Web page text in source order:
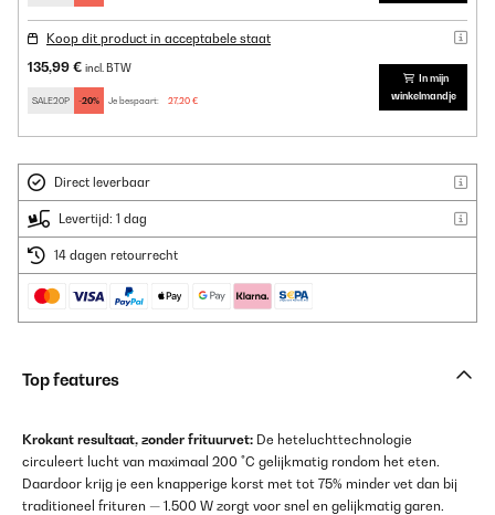
Koop dit product in acceptabele staat
135,99 € incl. BTW
SALE20P -20% Je bespaart: 27,20 €
In mijn
winkelmandje
Direct leverbaar
Levertijd: 1 dag
14 dagen retourrecht
Top features
Krokant resultaat, zonder frituurvet: De heteluchttechnologie
circuleert lucht van maximaal 200 °C gelijkmatig rondom het eten.
Daardoor krijg je een knapperige korst met tot 75% minder vet dan bij
traditioneel frituren — 1.500 W zorgt voor snel en gelijkmatig garen.